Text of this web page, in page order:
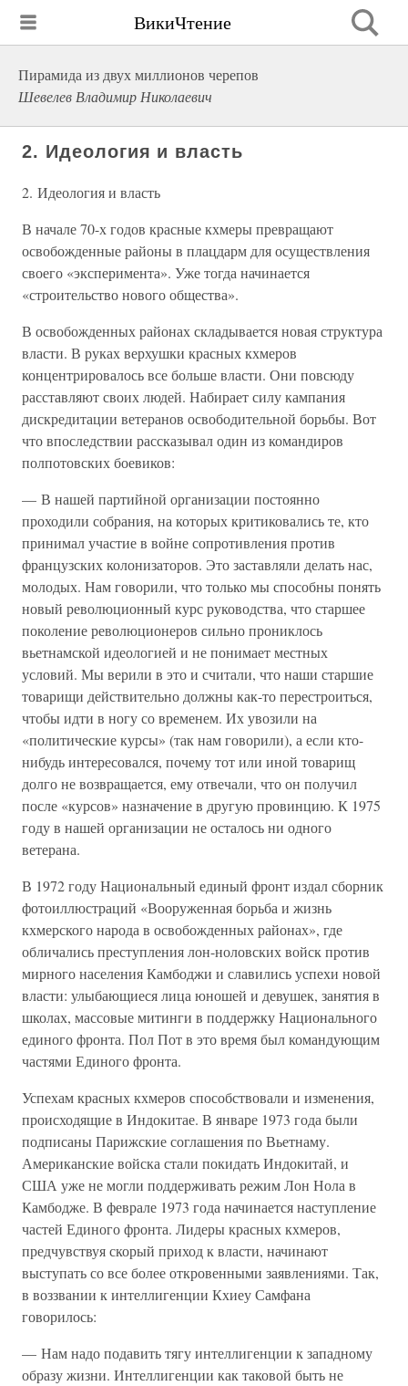
ВикиЧтение
Пирамида из двух миллионов черепов
Шевелев Владимир Николаевич
2. Идеология и власть
2. Идеология и власть
В начале 70-х годов красные кхмеры превращают
освобожденные районы в плацдарм для осуществления
своего «эксперимента». Уже тогда начинается
«строительство нового общества».
В освобожденных районах складывается новая структура
власти. В руках верхушки красных кхмеров
концентрировалось все больше власти. Они повсюду
расставляют своих людей. Набирает силу кампания
дискредитации ветеранов освободительной борьбы. Вот
что впоследствии рассказывал один из командиров
полпотовских боевиков:
— В нашей партийной организации постоянно
проходили собрания, на которых критиковались те, кто
принимал участие в войне сопротивления против
французских колонизаторов. Это заставляли делать нас,
молодых. Нам говорили, что только мы способны понять
новый революционный курс руководства, что старшее
поколение революционеров сильно прониклось
вьетнамской идеологией и не понимает местных
условий. Мы верили в это и считали, что наши старшие
товарищи действительно должны как-то перестроиться,
чтобы идти в ногу со временем. Их увозили на
«политические курсы» (так нам говорили), а если кто-
нибудь интересовался, почему тот или иной товарищ
долго не возвращается, ему отвечали, что он получил
после «курсов» назначение в другую провинцию. К 1975
году в нашей организации не осталось ни одного
ветерана.
В 1972 году Национальный единый фронт издал сборник
фотоиллюстраций «Вооруженная борьба и жизнь
кхмерского народа в освобожденных районах», где
обличались преступления лон-ноловских войск против
мирного населения Камбоджи и славились успехи новой
власти: улыбающиеся лица юношей и девушек, занятия в
школах, массовые митинги в поддержку Национального
единого фронта. Пол Пот в это время был командующим
частями Единого фронта.
Успехам красных кхмеров способствовали и изменения,
происходящие в Индокитае. В январе 1973 года были
подписаны Парижские соглашения по Вьетнаму.
Американские войска стали покидать Индокитай, и
США уже не могли поддерживать режим Лон Нола в
Камбодже. В феврале 1973 года начинается наступление
частей Единого фронта. Лидеры красных кхмеров,
предчувствуя скорый приход к власти, начинают
выступать со все более откровенными заявлениями. Так,
в воззвании к интеллигенции Кхиеу Самфана
говорилось:
— Нам надо подавить тягу интеллигенции к западному
образу жизни. Интеллигенции как таковой быть не